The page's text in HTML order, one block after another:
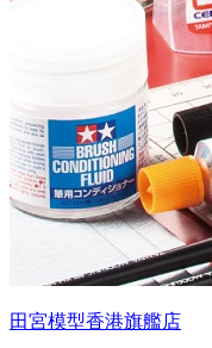
田宮模型香港旗艦店